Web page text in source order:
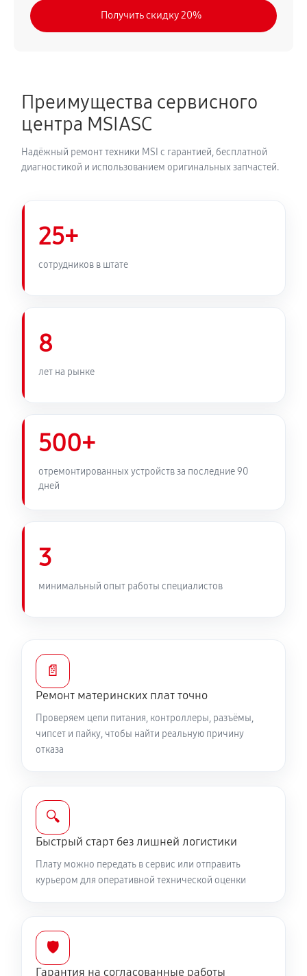
Получить скидку 20%
Преимущества сервисного
центра MSIASC
Надёжный ремонт техники MSI с гарантией, бесплатной
диагностикой и использованием оригинальных запчастей.
25+
сотрудников в штате
8
лет на рынке
500+
отремонтированных устройств за последние 90
дней
3
минимальный опыт работы специалистов
📄
Ремонт материнских плат точно
Проверяем цепи питания, контроллеры, разъёмы,
чипсет и пайку, чтобы найти реальную причину
отказа
🔍
Быстрый старт без лишней логистики
Плату можно передать в сервис или отправить
курьером для оперативной технической оценки
🛡️
Гарантия на согласованные работы